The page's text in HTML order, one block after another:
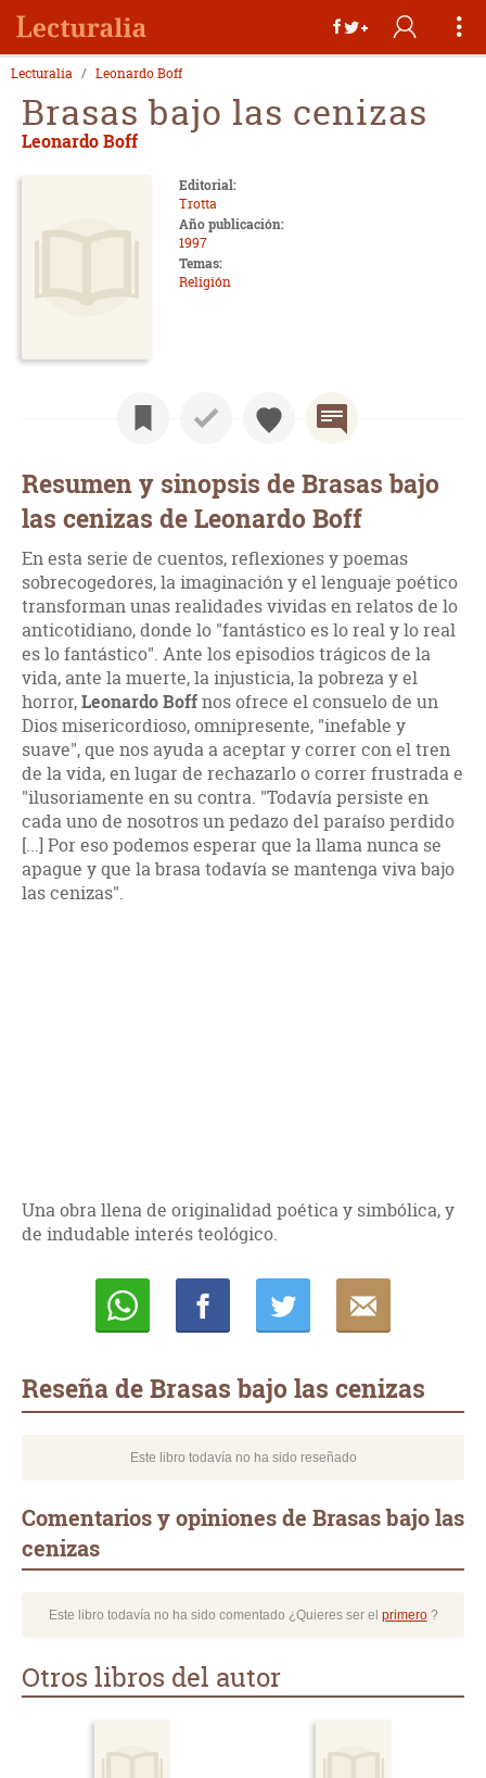
Lecturalia Leonardo Boff
Brasas bajo las cenizas
Leonardo Boff
Editorial:
Trotta
Año publicación:
1997
Temas:
Religión
Resumen y sinopsis de Brasas bajo
las cenizas de Leonardo Boff
En esta serie de cuentos, reflexiones y poemas
sobrecogedores, la imaginación y el lenguaje poético
transforman unas realidades vividas en relatos de lo
anticotidiano, donde lo "fantástico es lo real y lo real
es lo fantástico". Ante los episodios trágicos de la
vida, ante la muerte, la injusticia, la pobreza y el
horror,Leonardo Boffnos ofrece el consuelo de un
Dios misericordioso, omnipresente, "inefable y
suave", que nos ayuda a aceptar y correr con el tren
de la vida, en lugar de rechazarlo o correr frustrada e
"ilusoriamente en su contra. "Todavía persiste en
cada uno de nosotros un pedazo del paraíso perdido
[...] Por eso podemos esperar que la llama nunca se
apague y que la brasa todavía se mantenga viva bajo
las cenizas".
Una obra llena de originalidad poética y simbólica, y
de indudable interés teológico.
Reseña de Brasas bajo las cenizas
Este libro todavía no ha sido reseñado
Comentarios y opiniones de Brasas bajo las
cenizas
Este libro todavía no ha sido comentado ¿Quieres ser el primero?
Otros libros del autor